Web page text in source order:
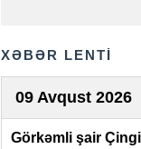
XƏBƏR LENTİ
09 Avqust 2026
Görkəmli şair